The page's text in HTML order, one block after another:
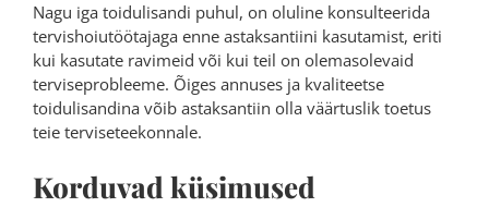
Nagu iga toidulisandi puhul, on oluline konsulteerida
tervishoiutöötajaga enne astaksantiini kasutamist, eriti
kui kasutate ravimeid või kui teil on olemasolevaid
terviseprobleeme. Õiges annuses ja kvaliteetse
toidulisandina võib astaksantiin olla väärtuslik toetus
teie terviseteekonnale.
Korduvad küsimused